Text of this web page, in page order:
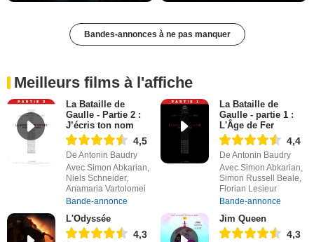
Bandes-annonces à ne pas manquer
Meilleurs films à l'affiche
La Bataille de
Gaulle - Partie 2 :
J’écris ton nom
4,5
De Antonin Baudry
Avec Simon Abkarian,
Niels Schneider,
Anamaria Vartolomei
Bande-annonce
La Bataille de
Gaulle - partie 1 :
L'Âge de Fer
4,4
De Antonin Baudry
Avec Simon Abkarian,
Simon Russell Beale,
Florian Lesieur
Bande-annonce
L'Odyssée
4,3
Jim Queen
4,3